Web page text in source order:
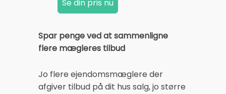
Spar penge ved at sammenligne
flere mægleres tilbud
Jo flere ejendomsmæglere der
afgiver tilbud på dit hus salg, jo større